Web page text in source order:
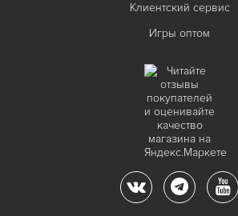
Клиентский сервис
Игры оптом